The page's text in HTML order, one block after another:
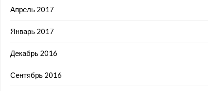
Апрель 2017
Январь 2017
Декабрь 2016
Сентябрь 2016